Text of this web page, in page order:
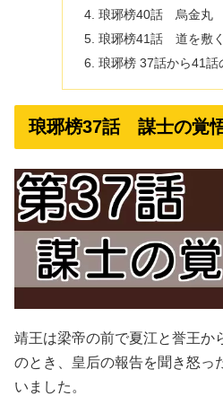
琅琊榜40話 烏金丸
琅琊榜41話 道を敷く
琅琊榜 37話から41話
琅琊榜37話 謀士の覚
靖王は梁帝の前で夏江と誉王か
のとき、皇后の報告を聞き怒っ
いました。